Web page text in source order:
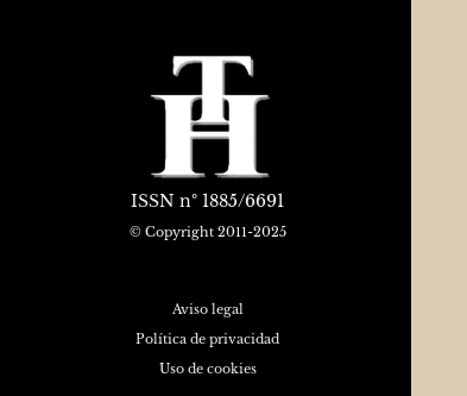
ISSN nº 1885/6691
© Copyright 2011-2025
Aviso legal
Política de privacidad
Uso de cookies